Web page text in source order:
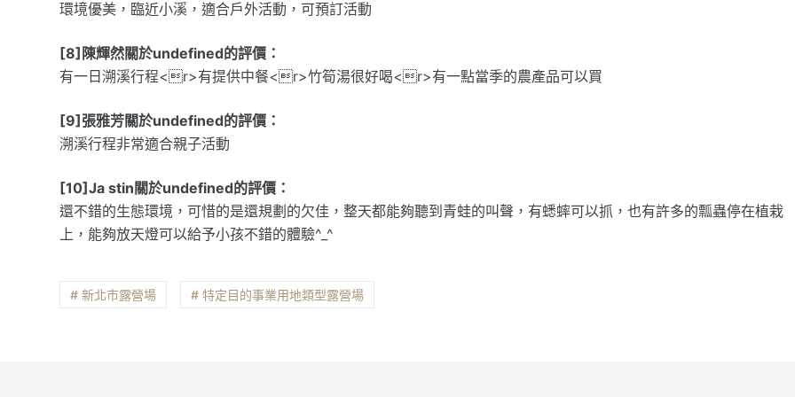
環境優美，臨近小溪，適合戶外活動，可預訂活動
[8]陳輝然關於undefined的評價：
有一日溯溪行程<r>有提供中餐<r>竹筍湯很好喝<r>有一點當季的農產品可以買
[9]張雅芳關於undefined的評價：
溯溪行程非常適合親子活動
[10]Ja stin關於undefined的評價：
還不錯的生態環境，可惜的是還規劃的欠佳，整天都能夠聽到青蛙的叫聲，有蟋蟀可以抓，也有許多的瓢蟲停在植栽
上，能夠放天燈可以給予小孩不錯的體驗^_^
# 新北市露營場 # 特定目的事業用地類型露營場